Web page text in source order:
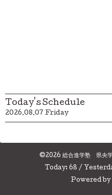
Today's Schedule
2026.08.07 Friday
©2026 総合進学塾 県央
Today: 68 /
Powered by